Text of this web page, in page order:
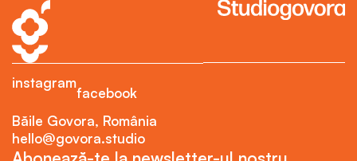
instagram
facebook
Băile Govora, România
hello@govora.studio